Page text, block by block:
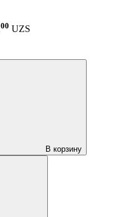
00 UZS
В корзину